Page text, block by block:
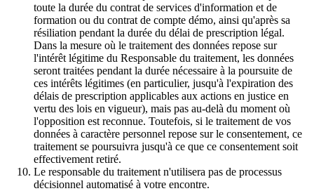
toute la durée du contrat de services d'information et de
formation ou du contrat de compte démo, ainsi qu'après sa
résiliation pendant la durée du délai de prescription légal.
Dans la mesure où le traitement des données repose sur
l'intérêt légitime du Responsable du traitement, les données
seront traitées pendant la durée nécessaire à la poursuite de
ces intérêts légitimes (en particulier, jusqu'à l'expiration des
délais de prescription applicables aux actions en justice en
vertu des lois en vigueur), mais pas au-delà du moment où
l'opposition est reconnue. Toutefois, si le traitement de vos
données à caractère personnel repose sur le consentement, ce
traitement se poursuivra jusqu'à ce que ce consentement soit
effectivement retiré.
Le responsable du traitement n'utilisera pas de processus
décisionnel automatisé à votre encontre.